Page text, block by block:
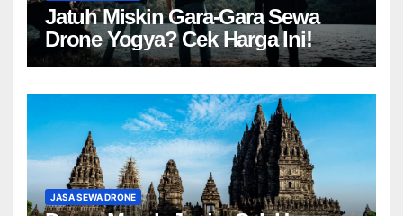
Jatuh Miskin Gara-Gara Sewa
Drone Yogya? Cek Harga Ini!
JASA SEWA DRONE